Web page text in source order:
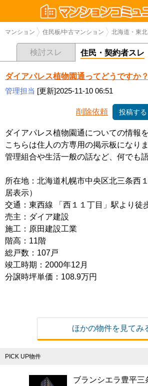
マンション 住民板/中古マンション 北海道・東
検討スレ 住民・契約者スレ
ダイアパレス植物園通ってどうですか？
管理担当 [更新]2025-11-10 06:51
削除依頼 投稿する
ダイアパレス植物園通についての情報
こちらは住人の方専用の掲示板になりま
管理組合や生活一般の話など、何でも
所在地：北海道札幌市中央区北三条西
居表示）
交通：東西線 「西１１丁目」駅より徒
売主：ダイア建設
施工：原田建設工業
階高：11階
総戸数：107戸
竣工時期：2000年12月
分譲時坪単価：108.9万円
ほかの物件を見てみ
PICK UP物件
ブランシエラ豊平三